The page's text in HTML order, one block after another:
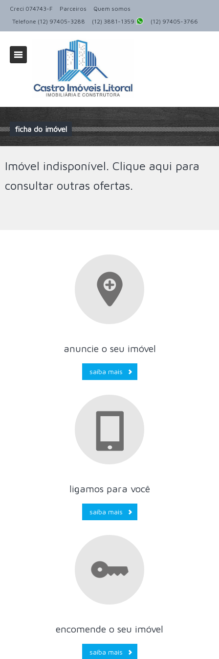
Creci 074743-F Parceiros
Quem somos
Telefone (12) 97405-3288
(12) 3881-1359 (12) 97405-3766
ficha do imóvel
Imóvel indisponível. Clique aqui para
consultar outras ofertas.
anuncie o seu imóvel
saiba mais
ligamos para você
saiba mais
encomende o seu imóvel
saiba mais